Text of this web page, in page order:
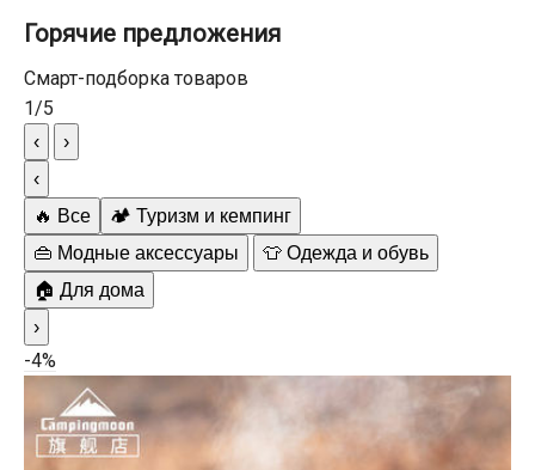
Горячие предложения
Смарт-подборка товаров
1/5
‹
›
‹
🔥 Все
🏕️ Туризм и кемпинг
👜 Модные аксессуары
👕 Одежда и обувь
🏠 Для дома
›
-4%